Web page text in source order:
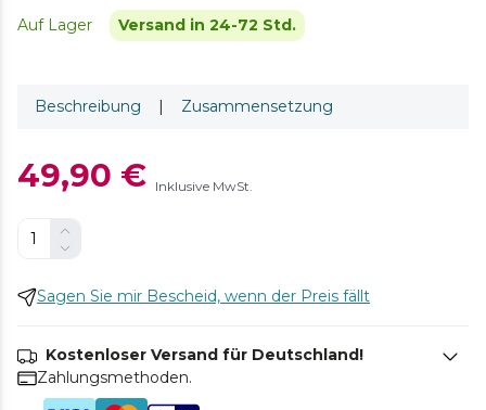
Auf Lager Versand in 24-72 Std.
Beschreibung | Zusammensetzung
49,90 € Inklusive MwSt.
Sagen Sie mir Bescheid, wenn der Preis fällt
Kostenloser Versand für Deutschland!
Zahlungsmethoden.